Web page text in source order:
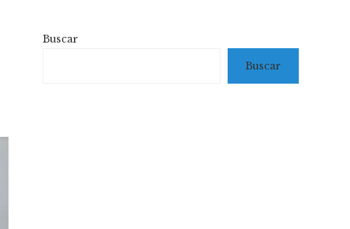
Buscar
Buscar